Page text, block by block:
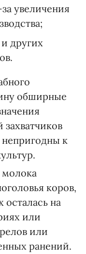
увеличения
других
обширные
к
молока
коров,
осталась на
или
или
ранений.